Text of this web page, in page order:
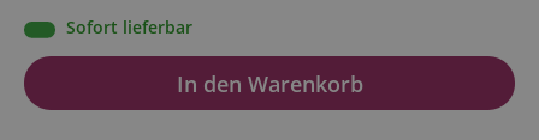
Sofort lieferbar
In den Warenkorb